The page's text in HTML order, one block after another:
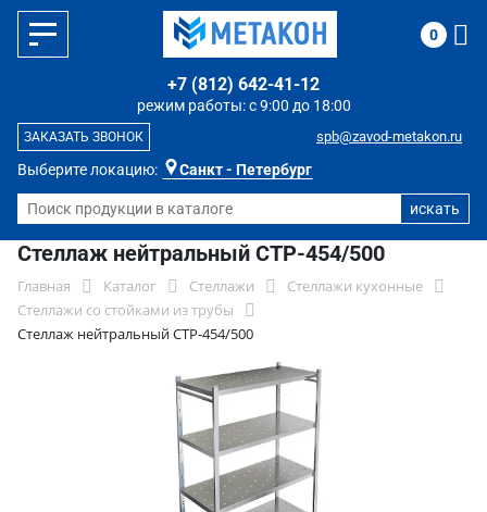
Выберите локацию: Санкт - Петербург
режим работы: с 9:00 до 18:00
+7 (812) 642-41-12
spb@zavod-metakon.ru
ЗАКАЗАТЬ ЗВОНОК
0
Стеллаж нейтральный СТР-454/500
Главная Каталог Стеллажи
Стеллажи кухонные
Стеллажи со стойками из трубы
Стеллаж нейтральный СТР-454/500